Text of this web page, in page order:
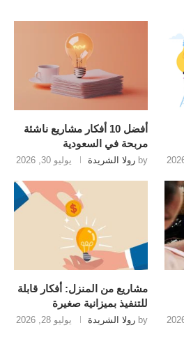
أفضل 10 أفكار مشاريع ناشئة
مربحة في السعودية
by رولا الشريدة يوليو 30, 2026
مشاريع من المنزل: أفكار قابلة
للتنفيذ بميزانية صغيرة
by رولا الشريدة يوليو 28, 2026